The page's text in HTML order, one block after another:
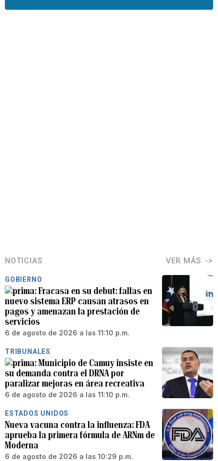
NOTICIAS VER MÁS
GOBIERNO
Fracasa en su debut: fallas en
nuevo sistema ERP causan atrasos en
pagos y amenazan la prestación de
servicios
6 de agosto de 2026 a las 11:10 p.m.
TRIBUNALES
Municipio de Camuy insiste en
su demanda contra el DRNA por
paralizar mejoras en área recreativa
6 de agosto de 2026 a las 11:10 p.m.
ESTADOS UNIDOS
Nueva vacuna contra la influenza: FDA
aprueba la primera fórmula de ARNm de
Moderna
6 de agosto de 2026 a las 10:29 p.m.